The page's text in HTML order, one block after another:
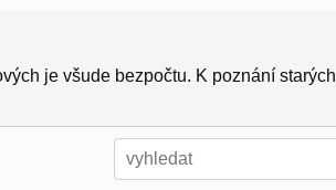
je všude bezpočtu. K poznání starých